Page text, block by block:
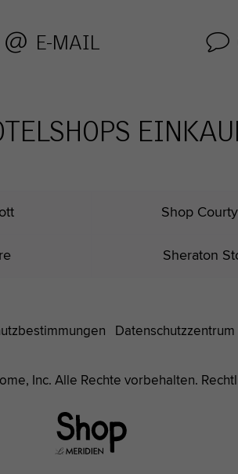
E-MAIL
Shop
Sheraton
bestimmungen Datenschutzzentrum
Inc. Alle Rechte vorbehalten.
Le
Méridien